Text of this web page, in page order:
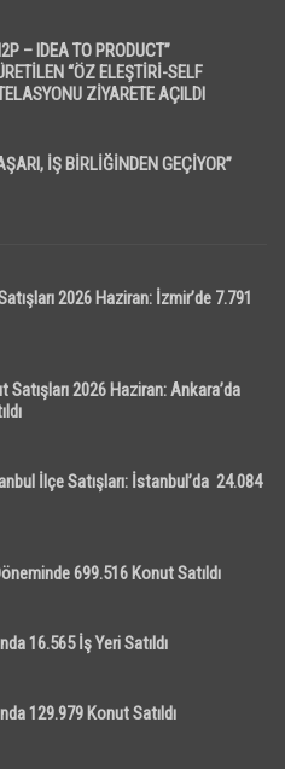
– IDEA TO PRODUCT”
“ÖZ ELEŞTİRİ-SELF
ZİYARETE AÇILDI
İŞ BİRLİĞİNDEN GEÇİYOR”
2026 Haziran: İzmir’de 7.791
2026 Haziran: Ankara’da
İlçe Satışları: İstanbul’da 24.084
699.516 Konut Satıldı
16.565 İş Yeri Satıldı
129.979 Konut Satıldı